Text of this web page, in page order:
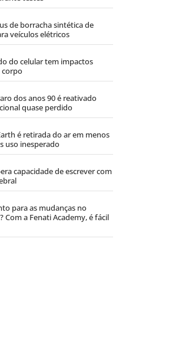
de borracha sintética de
veículos elétricos
do celular tem impactos
corpo
dos anos 90 é reativado
quase perdido
é retirada do ar em menos
uso inesperado
capacidade de escrever com
para as mudanças no
Com a Fenati Academy, é fácil